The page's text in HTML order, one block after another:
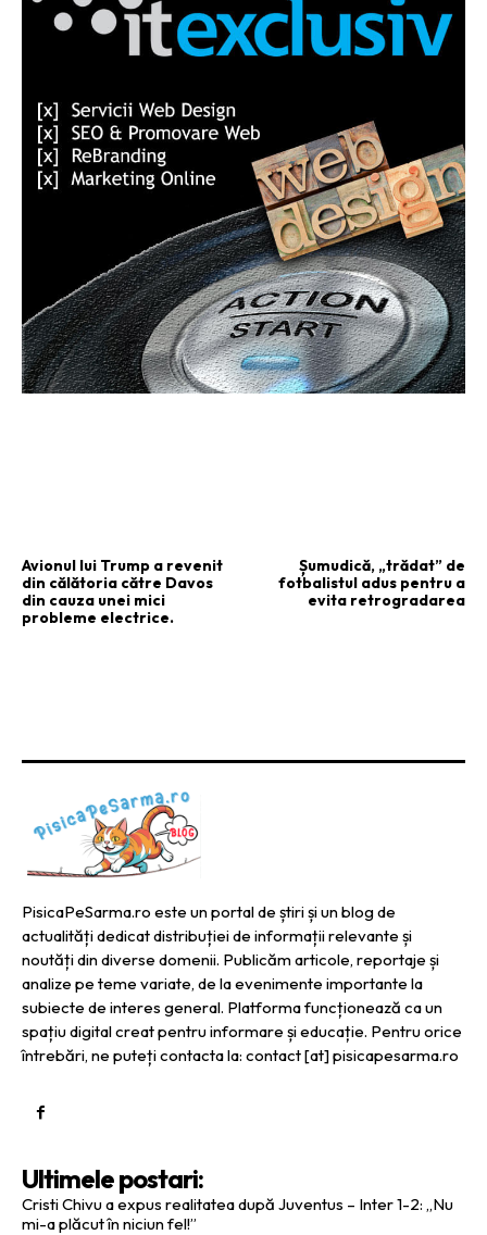
Avionul lui Trump a revenit
din călătoria către Davos
din cauza unei mici
probleme electrice.
Șumudică, „trădat” de
fotbalistul adus pentru a
evita retrogradarea
PisicaPeSarma.ro este un portal de știri și un blog de
actualități dedicat distribuției de informații relevante și
noutăți din diverse domenii. Publicăm articole, reportaje și
analize pe teme variate, de la evenimente importante la
subiecte de interes general. Platforma funcționează ca un
spațiu digital creat pentru informare și educație. Pentru orice
întrebări, ne puteți contacta la: contact [at] pisicapesarma.ro
Ultimele postari:
Cristi Chivu a expus realitatea după Juventus – Inter 1-2: „Nu
mi-a plăcut în niciun fel!”